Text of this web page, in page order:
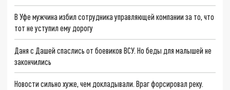
В Уфе мужчина избил сотрудника управляющей компании за то, что
тот не уступил ему дорогу
Даня с Дашей спаслись от боевиков ВСУ. Но беды для малышей не
закончились
Новости сильно хуже, чем докладывали. Враг форсировал реку.